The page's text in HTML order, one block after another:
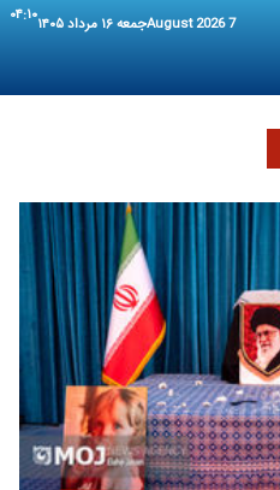
7 August 2026 جمعه ۱۶ مرداد ۱۴۰۵ ۰۴:۱۰